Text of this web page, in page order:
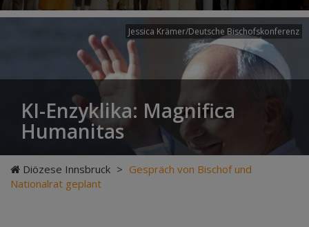
Jessica Krämer/Deutsche Bischofskonferenz
KI-Enzyklika: Magnifica
Humanitas
Diözese Innsbruck > Gespräch von Bischof und
Nationalrat geplant